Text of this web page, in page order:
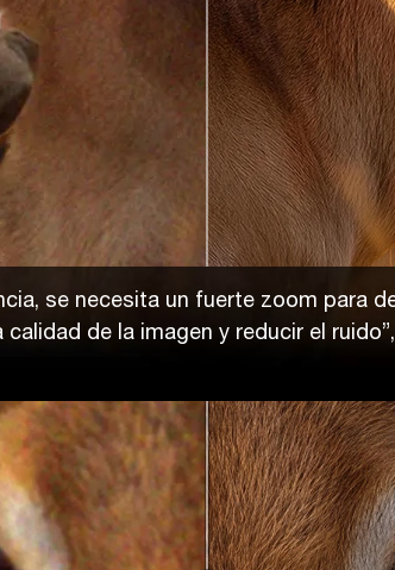
se necesita un fuerte zoom para
de la imagen y reducir el